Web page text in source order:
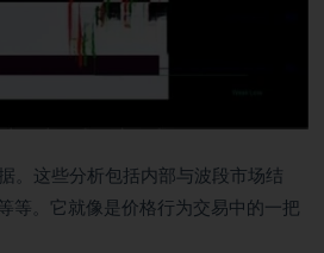
。这些分析包括内部与波段市场结
等。它就像是价格行为交易中的一把